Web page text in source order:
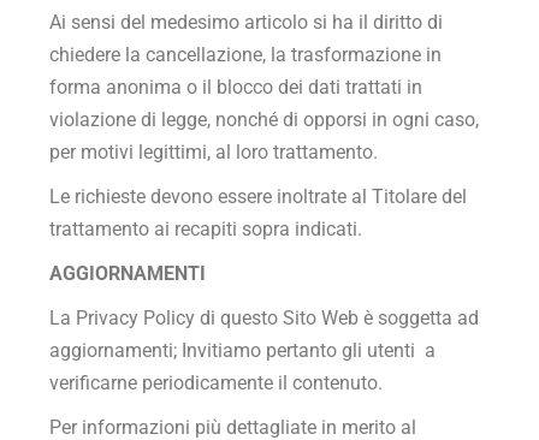
Ai sensi del medesimo articolo si ha il diritto di
chiedere la cancellazione, la trasformazione in
forma anonima o il blocco dei dati trattati in
violazione di legge, nonché di opporsi in ogni caso,
per motivi legittimi, al loro trattamento.
Le richieste devono essere inoltrate al Titolare del
trattamento ai recapiti sopra indicati.
AGGIORNAMENTI
La Privacy Policy di questo Sito Web è soggetta ad
aggiornamenti; Invitiamo pertanto gli utenti a
verificarne periodicamente il contenuto.
Per informazioni più dettagliate in merito al